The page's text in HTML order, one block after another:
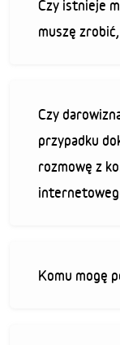
Czy istnieje
muszę
Czy
przypadku
rozmowę z
Komu mogę